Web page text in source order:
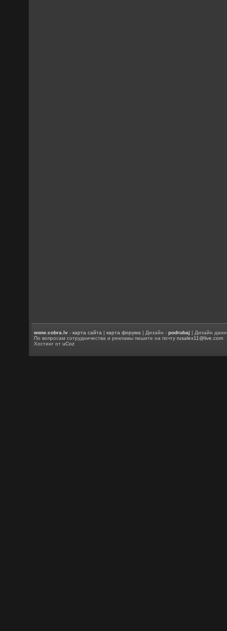
www.cobra.lv -карта сайта |карта форума | Дизайн -podrubaj | Дизайн
По вопросам сотрудничества и рекламы пишите на почтуrusalex11@live.com
Хостинг отuCoz